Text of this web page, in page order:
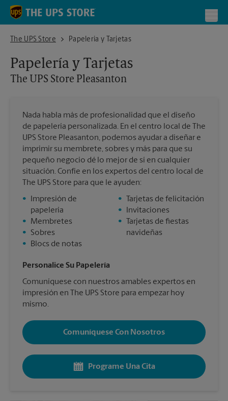
Skip to content
Return to Nav
The UPS Store
The UPS Store PleasantonPapelería y Tarjetas
Papelería y Tarjetas
The UPS Store Pleasanton
Nada habla más de profesionalidad que el diseño
de papelería personalizada. En el centro local de The
UPS Store Pleasanton, podemos ayudar a diseñar e
imprimir su membrete, sobres y más para que su
pequeño negocio dé lo mejor de sí en cualquier
situación. Confíe en los expertos del centro local de
The UPS Store para que le ayuden:
•
Impresión de
papelería
•
Membretes
•
Sobres
•
Blocs de notas
•
Tarjetas de felicitación
•
Invitaciones
•
Tarjetas de fiestas
navideñas
Personalice Su Papelería
Comuníquese con nuestros amables expertos en
impresión en The UPS Store para empezar hoy
mismo.
Comuníquese Con Nosotros
Programe Una Cita